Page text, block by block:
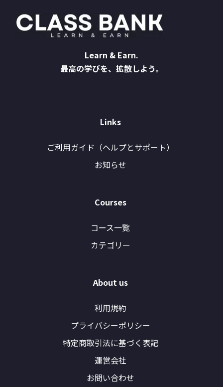
Learn & Earn.
最高の学びを、拡散しよう。
Links
ご利用ガイド（ヘルプとサポート）
お知らせ
Courses
コース一覧
カテゴリー
About us
利用規約
プライバシーポリシー
特定商取引法に基づく表記
運営会社
お問い合わせ